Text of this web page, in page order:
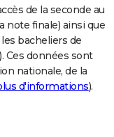
de la seconde au
note finale) ainsi que
bacheliers de
Ces données sont
nationale, de la
d'informations).